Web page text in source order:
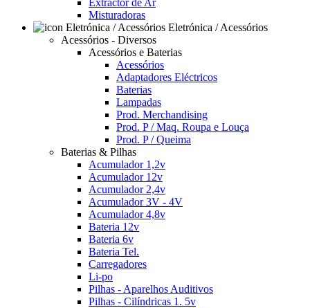
Extractor de Ar
Misturadoras
Eletrónica / Acessórios
Acessórios - Diversos
Acessórios e Baterias
Acessórios
Adaptadores Eléctricos
Baterias
Lampadas
Prod. Merchandising
Prod. P / Maq. Roupa e Louça
Prod. P / Queima
Baterias & Pilhas
Acumulador 1,2v
Acumulador 12v
Acumulador 2,4v
Acumulador 3V - 4V
Acumulador 4,8v
Bateria 12v
Bateria 6v
Bateria Tel.
Carregadores
Li-po
Pilhas - Aparelhos Auditivos
Pilhas - Cilíndricas 1. 5v